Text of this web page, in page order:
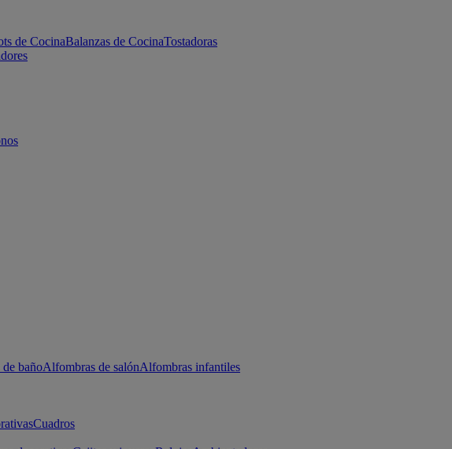
de CocinaBalanzas de CocinaTostadoras
bañoAlfombras de salónAlfombras infantiles
Cuadros